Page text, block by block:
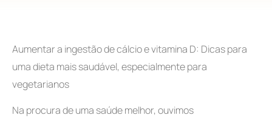
Aumentar a ingestão de cálcio e vitamina D: Dicas para
uma dieta mais saudável, especialmente para
vegetarianos
Na procura de uma saúde melhor, ouvimos